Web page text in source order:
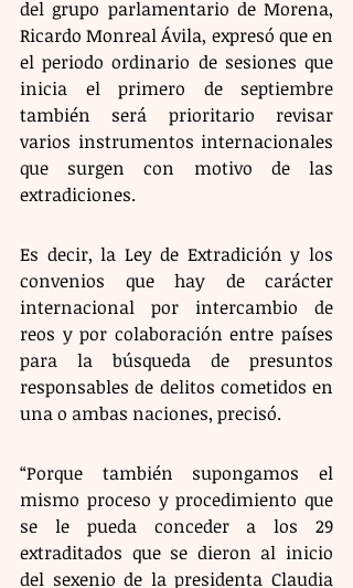
del grupo parlamentario de Morena,
Ricardo Monreal Ávila, expresó que en
el periodo ordinario de sesiones que
inicia el primero de septiembre
también será prioritario revisar
varios instrumentos internacionales
que surgen con motivo de las
extradiciones.
Es decir, la Ley de Extradición y los
convenios que hay de carácter
internacional por intercambio de
reos y por colaboración entre países
para la búsqueda de presuntos
responsables de delitos cometidos en
una o ambas naciones, precisó.
“Porque también supongamos el
mismo proceso y procedimiento que
se le pueda conceder a los 29
extraditados que se dieron al inicio
del sexenio de la presidenta Claudia